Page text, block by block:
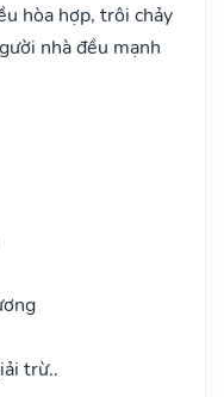
hòa hợp, trôi chảy
nhà đều mạnh
trừ..